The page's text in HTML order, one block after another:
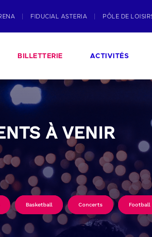
FIDUCIAL ASTERIA PÔLE DE
BILLETTERIE ACTIVITÉS
À VENIR
Basketball Concerts Football